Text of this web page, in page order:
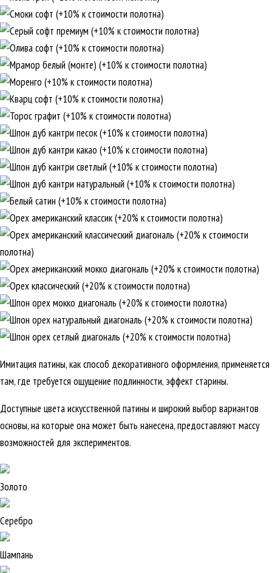
Имитация патины, как способ декоративного оформления, применяется
там, где требуется ощущение подлинности, эффект старины.
Доступные цвета искусственной патины и широкий выбор вариантов
основы, на которые она может быть нанесена, предоставляют массу
возможностей для экспериментов.
Золото
Серебро
Шампань